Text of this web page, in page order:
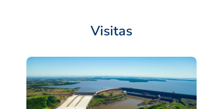
Visitas